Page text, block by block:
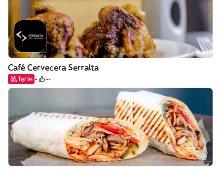
Café Cervecera Serralta
Тегін --